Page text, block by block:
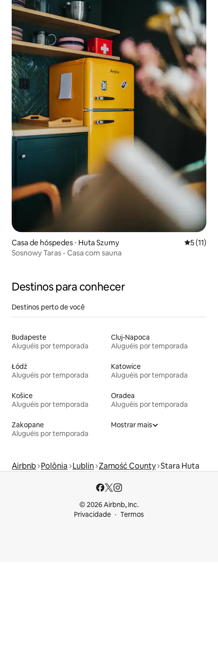
Casa de hóspedes ⋅ Huta Szumy 5 de uma
5 (11)
Sosnowy Taras - Casa com sauna
Destinos para conhecer
Destinos perto de você
Budapeste
Aluguéis por temporada
Cluj-Napoca
Aluguéis por temporada
Łódź
Aluguéis por temporada
Katowice
Aluguéis por temporada
Košice
Aluguéis por temporada
Oradea
Aluguéis por temporada
Zakopane
Aluguéis por temporada
Mostrar mais
Airbnb Polônia Lublin Zamość County Stara Huta
© 2026 Airbnb, Inc.
Privacidade
Termos